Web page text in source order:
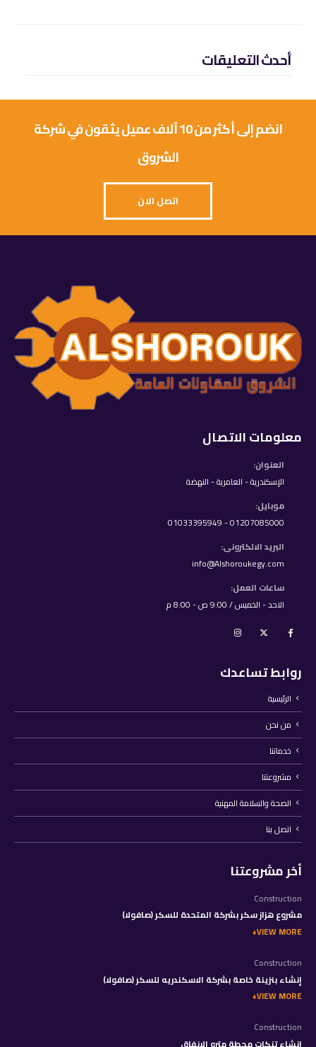
أحدث التعليقات
انضم إلى أكثر من 10 آلاف عميل يثقون في شركة
الشروق
اتصل الان
معلومات الاتصال
العنوان:
الإسكندرية - العامرية - النهضة
موبايل:
01207085000 - 01033395949
البريد الالكترونى:
info@Alshoroukegy.com
ساعات العمل:
الاحد - الخميس / 9:00 ص - 8:00 م
روابط تساعدك
الرئيسية
من نحن
خدماتنا
مشروعتنا
الصحة والسلامة المهنية
اتصل بنا
أخر مشروعتنا
Construction
مشروع هزاز سكر بشركة المتحدة للسكر (صافولا)
VIEW MORE
Construction
إنشاء بنزينة خاصة بشركة الاسكندريه للسكر (صافولا)
VIEW MORE
Construction